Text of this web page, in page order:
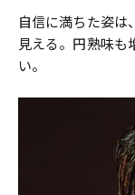
自信に満ちた姿は
見える。円熟味も
い。